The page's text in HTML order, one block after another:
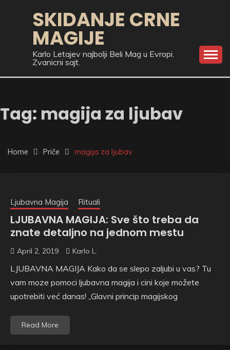
SKIDANJE CRNE
MAGIJE
Karlo Letajev najbolji Beli Mag u Evropi.
Zvanicni sajt.
Tag: magija za ljubav
Home Priče magija za ljubav
Ljubavna Magija Rituali
LJUBAVNA MAGIJA: Sve što treba da
znate detaljno na jednom mestu
April 2, 2019 Karlo L.
LJUBAVNA MAGIJA Kako da se slepo zaljubi u vas? Tu
vam moze pomoci ljubavna magija i cini koje možete
upotrebiti već danas! „Glavni princip magijskog
Read More